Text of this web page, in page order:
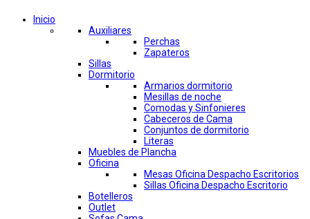
Inicio
Auxiliares
Perchas
Zapateros
Sillas
Dormitorio
Armarios dormitorio
Mesillas de noche
Comodas y Sinfonieres
Cabeceros de Cama
Conjuntos de dormitorio
Literas
Muebles de Plancha
Oficina
Mesas Oficina Despacho Escritorios
Sillas Oficina Despacho Escritorio
Botelleros
Outlet